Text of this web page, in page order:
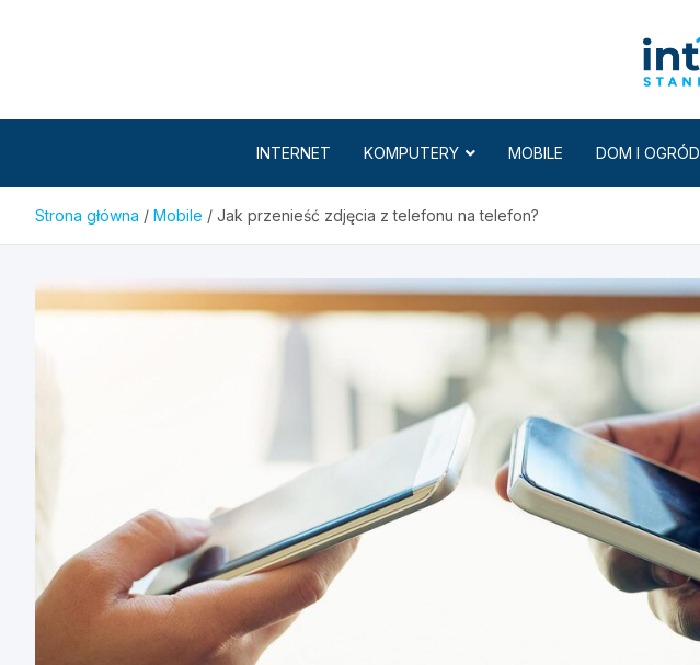
INTERNET KOMPUTERY MOBILE DOM I OGRÓD
Strona główna Mobile Jak przenieść zdjęcia z telefonu na telefon?